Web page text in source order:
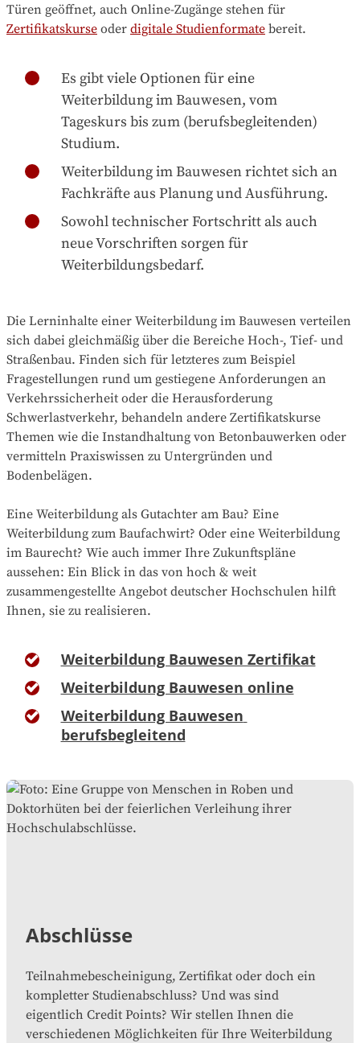
Türen geöffnet, auch Online-Zugänge stehen für
Zertifikatskurse oder digitale Studienformate bereit.
Es gibt viele Optionen für eine
Weiterbildung im Bauwesen, vom
Tageskurs bis zum (berufsbegleitenden)
Studium.
Weiterbildung im Bauwesen richtet sich an
Fachkräfte aus Planung und Ausführung.
Sowohl technischer Fortschritt als auch
neue Vorschriften sorgen für
Weiterbildungsbedarf.
Die Lerninhalte einer Weiterbildung im Bauwesen verteilen
sich dabei gleichmäßig über die Bereiche Hoch-, Tief- und
Straßenbau. Finden sich für letzteres zum Beispiel
Fragestellungen rund um gestiegene Anforderungen an
Verkehrssicherheit oder die Herausforderung
Schwerlastverkehr, behandeln andere Zertifikatskurse
Themen wie die Instandhaltung von Betonbauwerken oder
vermitteln Praxiswissen zu Untergründen und
Bodenbelägen.
Eine Weiterbildung als Gutachter am Bau? Eine
Weiterbildung zum Baufachwirt? Oder eine Weiterbildung
im Baurecht? Wie auch immer Ihre Zukunftspläne
aussehen: Ein Blick in das von hoch & weit
zusammengestellte Angebot deutscher Hochschulen hilft
Ihnen, sie zu realisieren.
Weiterbildung Bauwesen Zertifikat
Weiterbildung Bauwesen online
Weiterbildung Bauwesen
berufsbegleitend
Abschlüsse
Teilnahmebescheinigung, Zertifikat oder doch ein
kompletter Studienabschluss? Und was sind
eigentlich Credit Points? Wir stellen Ihnen die
verschiedenen Möglichkeiten für Ihre Weiterbildung